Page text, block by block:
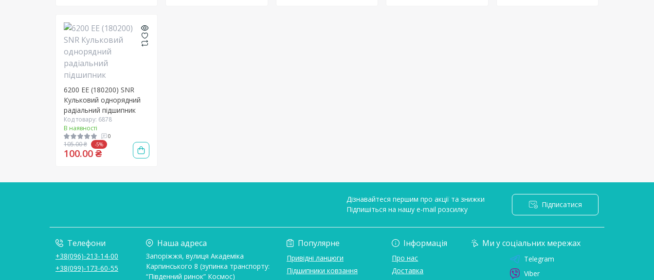
6200 EE (180200) SNR
Кульковий однорядний
радіальний підшипник
Код товару: 6878
В наявності
0
105.00 ₴ -5%
100.00 ₴
Дізнавайтеся першим про акції та знижки
Підпишіться на нашу e-mail розсилку
Підписатися
Телефони
+38(096)-213-14-00
+38(099)-173-60-55
Наша адреса
Запоріжжя, вулиця Академіка
Карпинського 8 (зупинка транспорту:
“Південний ринок” Космос)
Популярне
Привідні ланцюги
Підшипники ковзання
Інформація
Про нас
Доставка
Ми у соціальних мережах
Telegram
Viber